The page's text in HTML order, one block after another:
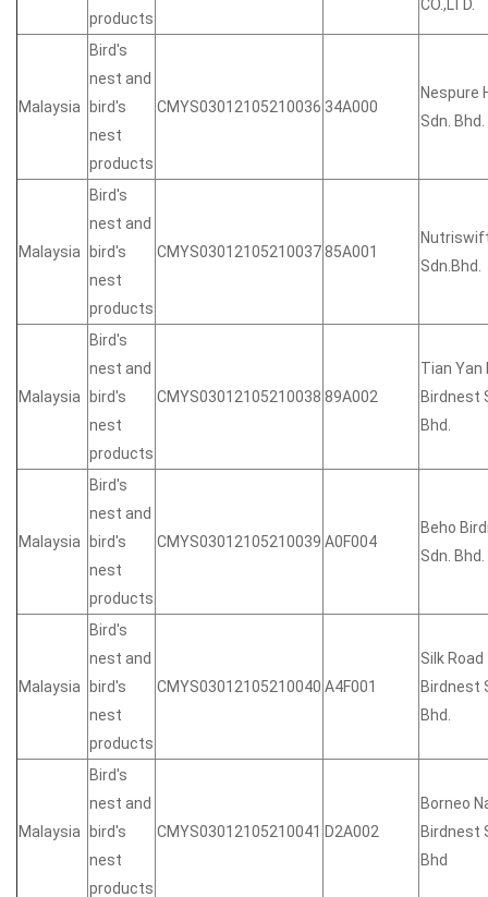
products
CO.,LTD.
Malaysia
Bird's
nest and
bird's
nest
products
CMYS03012105210036 34A000
Nespure
Sdn. Bhd.
Malaysia
Bird's
nest and
bird's
nest
products
CMYS0301210521003785A001
Sdn.Bhd.
Malaysia
Bird's
nest and
bird's
nest
products
CMYS03012105210038 89A002
Tian Yan
Birdnest
Bhd.
Malaysia
Bird's
nest and
bird's
nest
products
CMYS03012105210039 A0F004
Beho
Sdn. Bhd.
Malaysia
Bird's
nest and
bird's
nest
products
CMYS03012105210040 A4F001
Silk Road
Birdnest
Bhd.
Malaysia
Bird's
nest and
bird's
nest
products
CMYS03012105210041 D2A002
Borneo
Birdnest
Bhd